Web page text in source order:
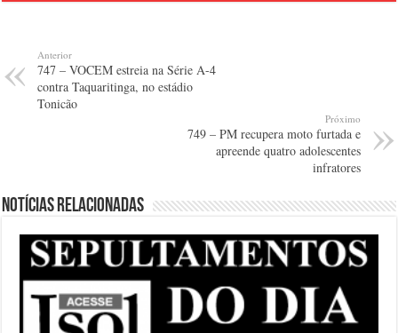
Anterior
747 – VOCEM estreia na Série A-4
contra Taquaritinga, no estádio
Tonicão
Próximo
749 – PM recupera moto furtada e
apreende quatro adolescentes
infratores
Notícias relacionadas